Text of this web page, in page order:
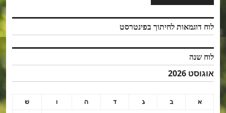
לוח דוגמאות לחיתוך בפינטרסט
לוח שנה
אוגוסט 2026
א ב ג ד ה ו ש